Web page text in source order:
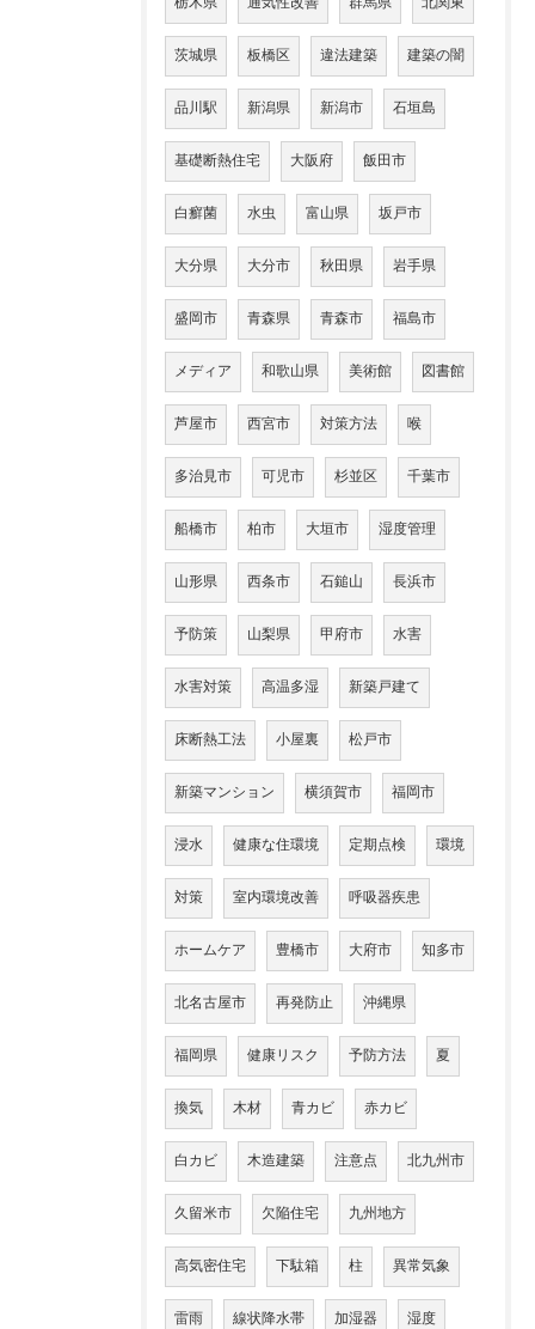
茨城県 板橋区 違法建築 建築の闇
品川駅 新潟県 新潟市 石垣島
基礎断熱住宅 大阪府 飯田市
白癬菌 水虫 富山県 坂戸市
大分県 大分市 秋田県 岩手県
盛岡市 青森県 青森市 福島市
メディア 和歌山県 美術館 図書館
芦屋市 西宮市 対策方法 喉
多治見市 可児市 杉並区 千葉市
船橋市 柏市 大垣市 湿度管理
山形県 西条市 石鎚山 長浜市
予防策 山梨県 甲府市 水害
水害対策 高温多湿 新築戸建て
床断熱工法 小屋裏 松戸市
新築マンション 横須賀市 福岡市
浸水 健康な住環境 定期点検 環境
対策 室内環境改善 呼吸器疾患
ホームケア 豊橋市 大府市 知多市
北名古屋市 再発防止 沖縄県
福岡県 健康リスク 予防方法 夏
換気 木材 青カビ 赤カビ
白カビ 木造建築 注意点 北九州市
久留米市 欠陥住宅 九州地方
高気密住宅 下駄箱 柱 異常気象
雷雨 線状降水帯 加湿器 湿度